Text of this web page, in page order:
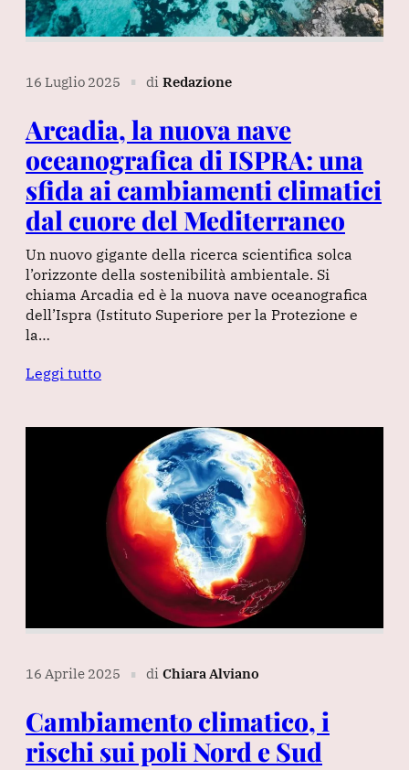
16 Luglio 2025 ∎ di Redazione
Arcadia, la nuova nave
oceanografica di ISPRA: una
sfida ai cambiamenti climatici
dal cuore del Mediterraneo
Un nuovo gigante della ricerca scientifica solca
l’orizzonte della sostenibilità ambientale. Si
chiama Arcadia ed è la nuova nave oceanografica
dell’Ispra (Istituto Superiore per la Protezione e
la…
Leggi tutto
16 Aprile 2025 ∎ di Chiara Alviano
Cambiamento climatico, i
rischi sui poli Nord e Sud